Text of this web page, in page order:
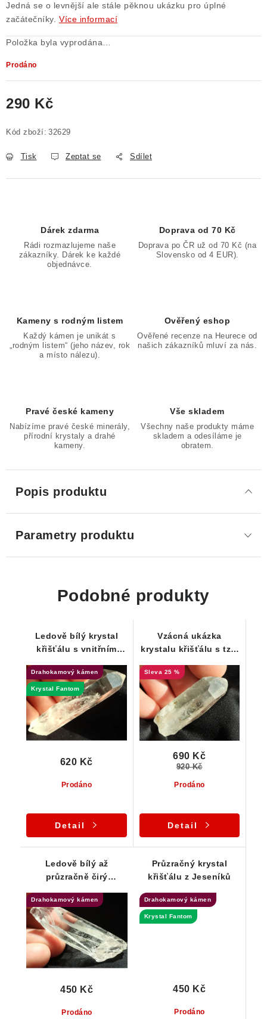
Jedná se o levnější ale stále pěknou ukázku pro úplné
začátečníky. Více informací
Položka byla vyprodána…
Prodáno
290 Kč
Kód zboží: 32629
Tisk Zeptat se Sdílet
Dárek zdarma
Rádi rozmazlujeme naše
zákazníky. Dárek ke každé
objednávce.
Doprava od 70 Kč
Doprava po ČR už od 70 Kč (na
Slovensko od 4 EUR).
Kameny s rodným listem
Každý kámen je unikát s
„rodným listem“ (jeho název, rok
a místo nálezu).
Ověřený eshop
Ověřené recenze na Heurece od
našich zákazníků mluví za nás.
Pravé české kameny
Nabízíme pravé české minerály,
přírodní krystaly a drahé
kameny.
Vše skladem
Všechny naše produkty máme
skladem a odesíláme je
obratem.
Popis produktu
Parametry produktu
Podobné produkty
Ledově bílý krystal
křišťálu s vnitřním
Drahokamový kámen
Krystal Fantom
Prodáno
620 Kč
Detail
Vzácná ukázka
krystalu křišťálu s tzv.
25 %
Prodáno
690 Kč
920 Kč
Detail
Ledově bílý až
průzračně čirý
křišťálu
Drahokamový kámen
Prodáno
450 Kč
Průzračný krystal
křišťálu z Jeseníků
Drahokamový kámen
Krystal Fantom
Prodáno
450 Kč